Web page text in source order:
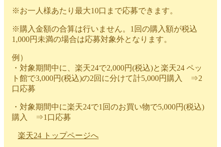
※お一人様あたり最大10口まで応募できます。
※購入金額の合算は行いません。1回の購入額が税込
1,000円未満の場合は応募対象外となります。
例）
・対象期間中に、楽天24で2,000円(税込)と楽天24 ペッ
ト館で3,000円(税込)の2回に分けて計5,000円購入 ⇒2
口応募
・対象期間中に楽天24で1回のお買い物で5,000円(税込)
購入 ⇒1口応募
楽天24 トップページへ